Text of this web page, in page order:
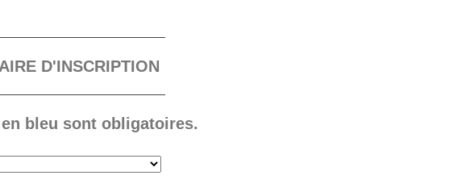
D'INSCRIPTION
bleu sont obligatoires.